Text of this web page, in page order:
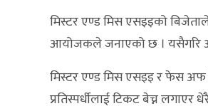
मिस्टर एण्ड मिस एसइइको
आयोजकले जनाएको छ । यसैगरि
मिस्टर एण्ड मिस एसइइ र फेस अफ
प्रतिस्पर्धीलाई टिकट बेच्न